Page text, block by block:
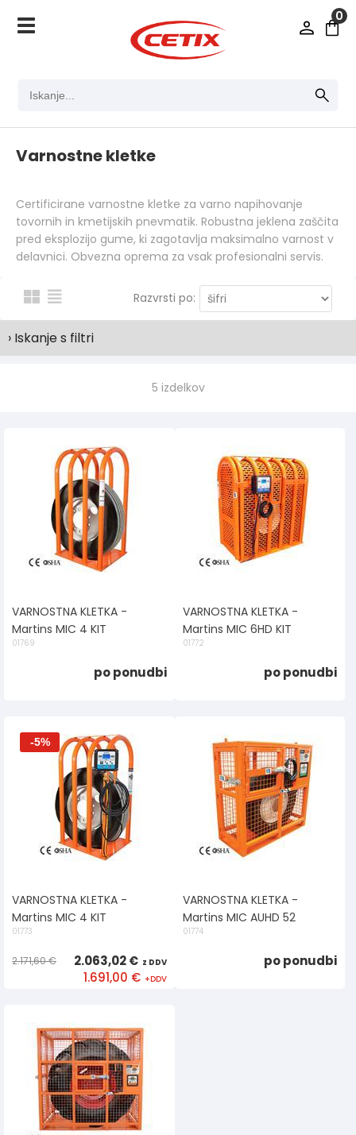
0
Varnostne kletke
Certificirane varnostne kletke za varno napihovanje
tovornih in kmetijskih pnevmatik. Robustna jeklena zaščita
pred eksplozijo gume, ki zagotavlja maksimalno varnost v
delavnici. Obvezna oprema za vsak profesionalni servis.
Razvrsti po:
› Iskanje s filtri
5 izdelkov
VARNOSTNA KLETKA -
Martins MIC 4 KIT
01769
po ponudbi
VARNOSTNA KLETKA -
Martins MIC 6HD KIT
01772
po ponudbi
-5%
VARNOSTNA KLETKA -
Martins MIC 4 KIT
01773
2.171,60 €
2.063,02 €
1.691,00 €
VARNOSTNA KLETKA -
Martins MIC AUHD 52
01774
po ponudbi